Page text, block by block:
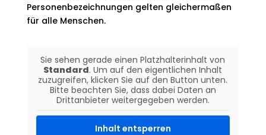
Personenbezeichnungen gelten gleichermaßen
für alle Menschen.
Sie sehen gerade einen Platzhalterinhalt von
Standard. Um auf den eigentlichen Inhalt
zuzugreifen, klicken Sie auf den Button unten.
Bitte beachten Sie, dass dabei Daten an
Drittanbieter weitergegeben werden.
Inhalt entsperren